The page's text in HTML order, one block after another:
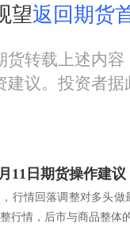
望返回期货
转载上述内
议。投资者
11日期货操作建议
行情回落调整对多头
行情，后市与商品整体